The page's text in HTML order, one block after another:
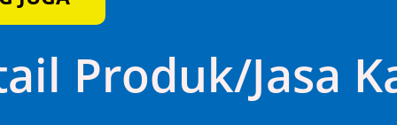
Produk/Jasa